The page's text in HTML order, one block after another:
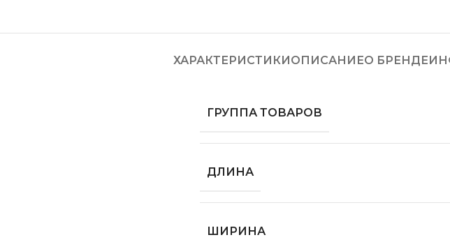
ХАРАКТЕРИСТИКИ ОПИСАНИЕО БРЕНДЕ
ГРУППА ТОВАРОВ
ДЛИНА
ШИРИНА